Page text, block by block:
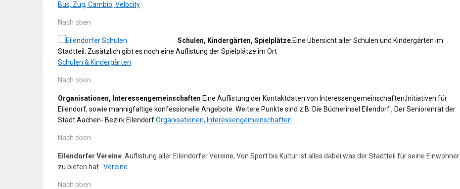
Bus, Zug, Cambio, Velocity
Nach oben
Schulen, Kindergärten, Spielplätze .Eine Übersicht aller Schulen und Kindergärten im
Stadtteil. Zusätzlich gibt es noch eine Auflistung der Spielplätze im Ort
Schulen & Kindergärten
Nach oben
Organisationen, Interessengemeinschaften Eine Auflistung der Kontaktdaten von Interessengemeinschaften,Initiativen für
Eilendorf, sowie mannigfaltige konfessionelle Angebote. Weitere Punkte sind z.B. Die Bücherinsel Eilendorf , Der Seniorenrat der
Stadt Aachen- Bezirk EilendorfOrganisationen, Interessengemeinschaften
Nach oben
Eilendorfer Vereine . Auflistung aller Eilendorfer Vereine, Von Sport bis Kultur ist alles dabei was der Stadtteil für seine Einwohner
zu bieten hat. Vereine
Nach oben